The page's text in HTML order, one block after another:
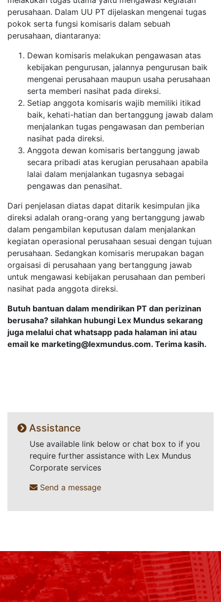
perusahaan. Dalam UU PT dijelaskan mengenai tugas
pokok serta fungsi komisaris dalam sebuah
perusahaan, diantaranya:
Dewan komisaris melakukan pengawasan atas
kebijakan pengurusan, jalannya pengurusan baik
mengenai perusahaan maupun usaha perusahaan
serta memberi nasihat pada direksi.
Setiap anggota komisaris wajib memiliki itikad
baik, kehati-hatian dan bertanggung jawab dalam
menjalankan tugas pengawasan dan pemberian
nasihat pada direksi.
Anggota dewan komisaris bertanggung jawab
secara pribadi atas kerugian perusahaan apabila
lalai dalam menjalankan tugasnya sebagai
pengawas dan penasihat.
Dari penjelasan diatas dapat ditarik kesimpulan jika
direksi adalah orang-orang yang bertanggung jawab
dalam pengambilan keputusan dalam menjalankan
kegiatan operasional perusahaan sesuai dengan tujuan
perusahaan. Sedangkan komisaris merupakan bagan
orgaisasi di perusahaan yang bertanggung jawab
untuk mengawasi kebijakan perusahaan dan pemberi
nasihat pada anggota direksi.
Butuh bantuan dalam mendirikan PT dan perizinan
berusaha? silahkan hubungi Lex Mundus sekarang
juga melalui chat whatsapp pada halaman ini atau
email ke marketing@lexmundus.com. Terima kasih.
Assistance
Use available link below or chat box to if you
require further assistance with Lex Mundus
Corporate services
Send a message